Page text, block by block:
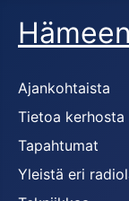
Ajankohtaista
Tietoa kerhosta
Tapahtumat
Yleistä eri